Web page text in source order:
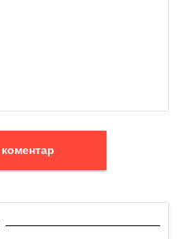
Залишити коментар